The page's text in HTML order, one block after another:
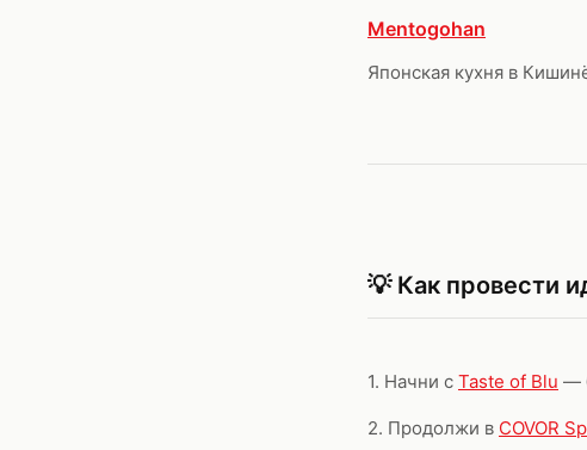
Mentogohan
Японская кухня в
💡 Как провести
1. Начни с Taste of Blu —
2. Продолжи в COVOR